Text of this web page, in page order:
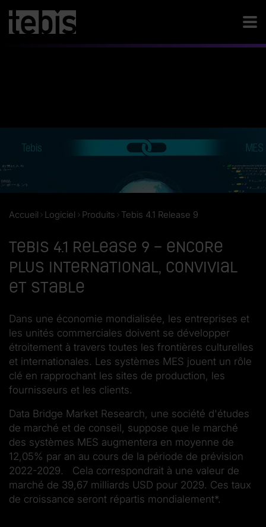
Accueil Logiciel Produits Tebis 4.1 Release 9
Tebis 4.1 Release 9 – Encore
plus international, convivial
et stable
Dans une économie mondialisée, les entreprises et
les unités commerciales doivent se développer
étroitement à travers toutes les frontières culturelles
et internationales. Les systèmes MES jouent un rôle
clé en rapprochant les sites de production, les
fournisseurs et les clients.
Data Bridge Market Research, une société d'études
de marché et de conseil, suppose que le marché
des systèmes MES augmentera en moyenne de
12,05% par an au cours de la période de prévision
2022-2029. Cela correspondrait à une valeur de
marché de 39,67 milliards USD pour 2029. Ces taux
de croissance seront répartis mondialement*.